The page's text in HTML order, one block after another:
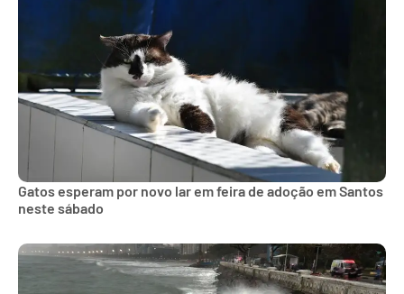
Gatos esperam por novo lar em feira de adoção em Santos
neste sábado